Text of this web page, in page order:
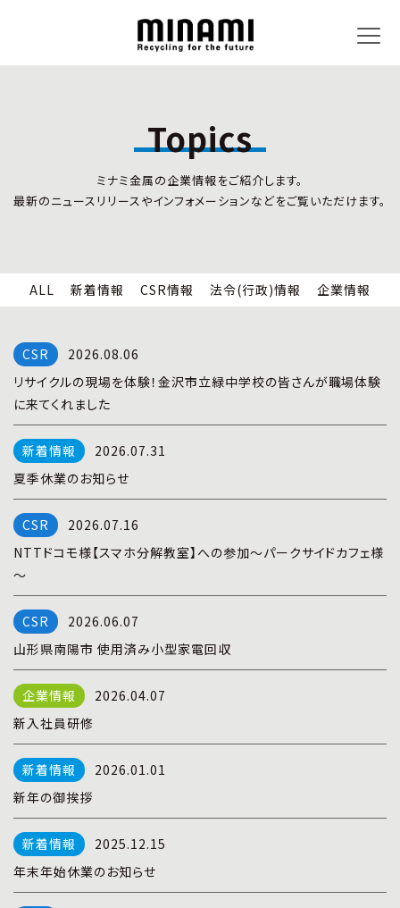
CSR情報
企業情報
全国事業所紹介
事業内容
リサイクルサービス
小型家電リサイクル法
全国の回収対応
プライバシーポリシー
Topics
ミナミ金属の企業情報をご紹介します。
最新のニュースリリースやインフォメーションなどをご覧いただけます。
ALL 新着情報 CSR情報 法令(行政)情報 企業情報
2026.08.06
リサイクルの現場を体験！金沢市立緑中学校の皆さんが職場体験
に来てくれました
2026.07.31
夏季休業のお知らせ
2026.07.16
NTTドコモ様【スマホ分解教室】への参加～パークサイドカフェ様
～
2026.06.07
山形県南陽市 使用済み小型家電回収
2026.04.07
新入社員研修
2026.01.01
新年の御挨拶
2025.12.15
年末年始休業のお知らせ